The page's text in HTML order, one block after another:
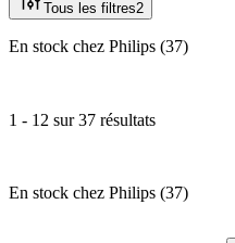
Tous les filtres2
En stock chez Philips (37)
1 - 12 sur 37 résultats
En stock chez Philips (37)